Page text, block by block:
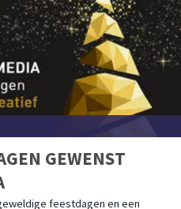
GEWENST
feestdagen en een